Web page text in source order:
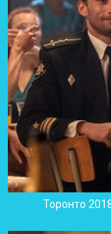
Торонто